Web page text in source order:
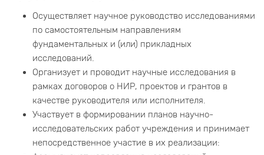
Осуществляет научное руководство исследованиями
по самостоятельным направлениям
фундаментальных и (или) прикладных
исследований.
Организует и проводит научные исследования в
рамках договоров о НИР, проектов и грантов в
качестве руководителя или исполнителя.
Участвует в формировании планов научно-
исследовательских работ учреждения и принимает
непосредственное участие в их реализации: